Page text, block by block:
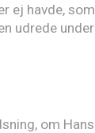
ej havde,
udrede under
om